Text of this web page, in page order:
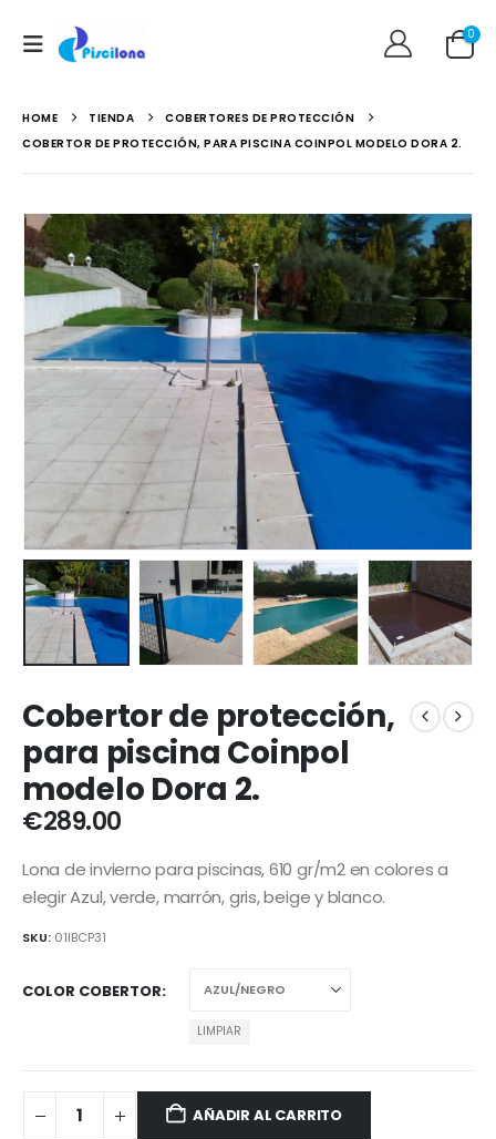
0
HOME TIENDA
COBERTORES DE PROTECCIÓN
COBERTOR DE PROTECCIÓN, PARA PISCINA COINPOL MODELO DORA 2.
Cobertor de protección,
para piscina Coinpol
modelo Dora 2.
€289.00
Lona de invierno para piscinas, 610 gr/m2 en colores a
elegir Azul, verde, marrón, gris, beige y blanco.
SKU: 01IBCP31
COLOR COBERTOR
LIMPIAR
AÑADIR AL CARRITO